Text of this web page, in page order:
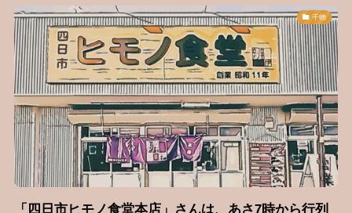
干物
「四日市ヒモノ食堂本店」さんは、あさ7時から行列